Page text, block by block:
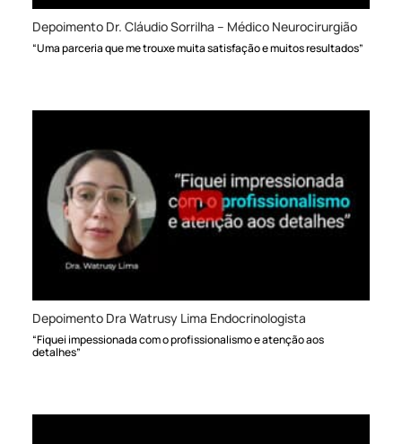
Depoimento Dr. Cláudio Sorrilha – Médico Neurocirurgião
“Uma parceria que me trouxe muita satisfação e muitos resultados”
Depoimento Dra Watrusy Lima Endocrinologista
“Fiquei impessionada com o profissionalismo e atenção aos
detalhes”